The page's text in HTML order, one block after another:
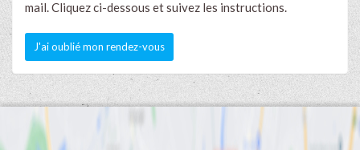
mail. Cliquez ci-dessous et suivez les instructions.
J'ai oublié mon rendez-vous